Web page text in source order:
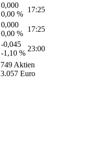
0,000
0,00 %
17:25
0,000
0,00 %
17:25
-0,045
-1,10 %
23:00
749 Aktien
3.057 Euro